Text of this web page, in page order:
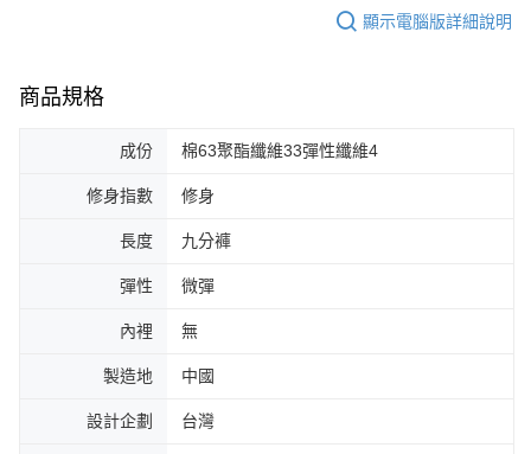
顯示電腦版詳細說明
商品規格
成份 棉63聚酯纖維33彈性纖維4
修身指數 修身
長度 九分褲
彈性 微彈
內裡 無
製造地 中國
設計企劃 台灣